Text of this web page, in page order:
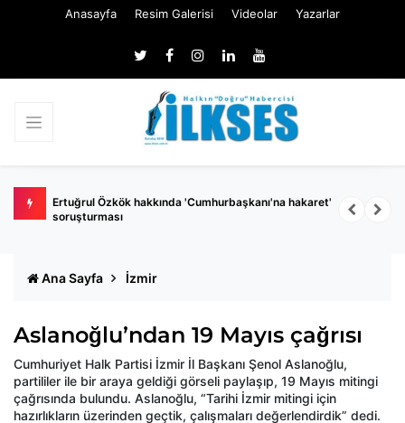
Anasayfa Resim Galerisi Videolar Yazarlar
belli
Ertuğrul Özkök hakkında 'Cumhurbaşkanı'na hakaret'
soruşturması
Ana Sayfa İzmir
Aslanoğlu’ndan 19 Mayıs çağrısı
Cumhuriyet Halk Partisi İzmir İl Başkanı Şenol Aslanoğlu,
partililer ile bir araya geldiği görseli paylaşıp, 19 Mayıs mitingi
çağrısında bulundu. Aslanoğlu, “Tarihi İzmir mitingi için
hazırlıkların üzerinden geçtik, çalışmaları değerlendirdik” dedi.